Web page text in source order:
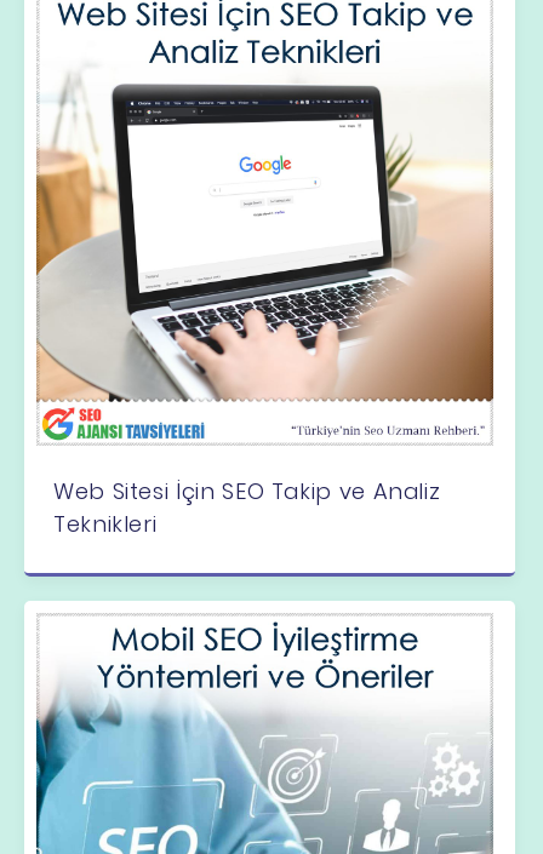
Web Sitesi İçin SEO Takip ve Analiz
Teknikleri